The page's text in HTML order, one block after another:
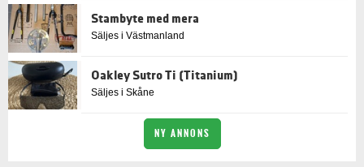
Stambyte med mera
Säljes i Västmanland
Oakley Sutro Ti (Titanium)
Säljes i Skåne
NY ANNONS